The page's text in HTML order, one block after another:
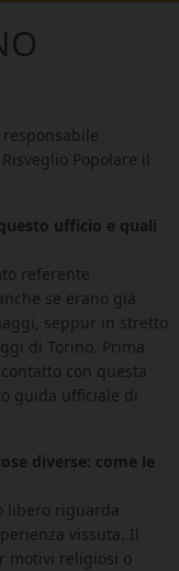
Popolare il
ufficio e quali
referente
se erano già
seppur in stretto
di Torino. Prima
con questa
guida ufficiale di
diverse: come le
libero riguarda
vissuta. Il
motivi religiosi o